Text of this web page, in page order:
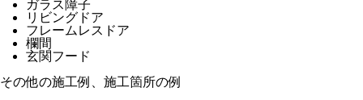
ガラス障子
リビングドア
フレームレスドア
欄間
玄関フード
その他の施工例、施工箇所の例